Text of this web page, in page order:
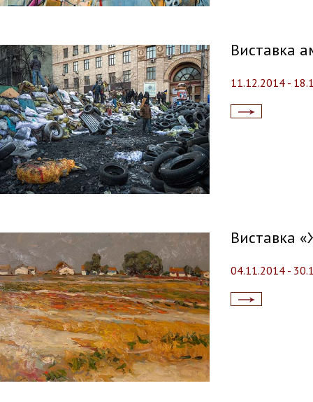
Виставка
11.12.2014 -
Читати
Виставка
04.11.2014 -
Читати